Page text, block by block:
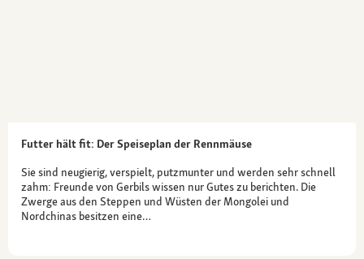
Futter hält fit: Der Speiseplan der Rennmäuse
Sie sind neugierig, verspielt, putzmunter und werden sehr schnell
zahm: Freunde von Gerbils wissen nur Gutes zu berichten. Die
Zwerge aus den Steppen und Wüsten der Mongolei und
Nordchinas besitzen eine…